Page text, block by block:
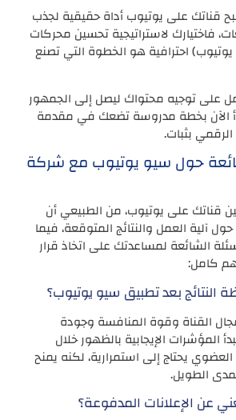
قناتك على يوتيوب أداة حقيقية لجذب
فاختيارك لاستراتيجية تحسين محركات
احترافية هو الخطوة التي تصنع
على توجيه محتواك ليصل إلى الجمهور
الآن بخطة مدروسة تضعك في مقدمة
الرقمي بثبات.
حول سيو يوتيوب مع شركة
قناتك على يوتيوب، من الطبيعي أن
آلية العمل والنتائج المتوقعة، فيما
الشائعة لمساعدتك على اتخاذ قرار
كامل:
النتائج بعد تطبيق سيو يوتيوب؟
القناة وقوة المنافسة وجودة
المؤشرات الإيجابية بالظهور خلال
العضوي يحتاج إلى استمرارية، لكنه يمنح
الطويل.
عن الإعلانات المدفوعة؟